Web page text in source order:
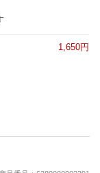
1,650円